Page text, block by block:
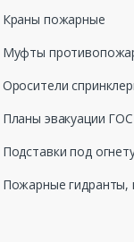
Краны пожарные
Муфты
Оросители
Планы эвакуации
Подставки под
Пожарные гидранты,